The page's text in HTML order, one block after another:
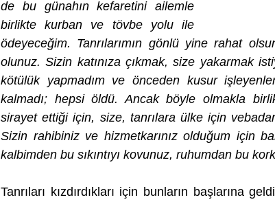
de bu günahın kefaretini ailemle
birlikte kurban ve tövbe yolu ile
ödeyeceğim. Tanrılarımın gönlü yine rahat
olunuz. Sizin katınıza çıkmak, size yakarmak
kötülük yapmadım ve önceden kusur
kalmadı; hepsi öldü. Ancak böyle olmakla
sirayet ettiği için, size, tanrılara ülke için
Sizin rahibiniz ve hizmetkarınız olduğum için
kalbimden bu sıkıntıyı kovunuz, ruhumdan bu
Tanrıları kızdırdıkları için bunların başlarına